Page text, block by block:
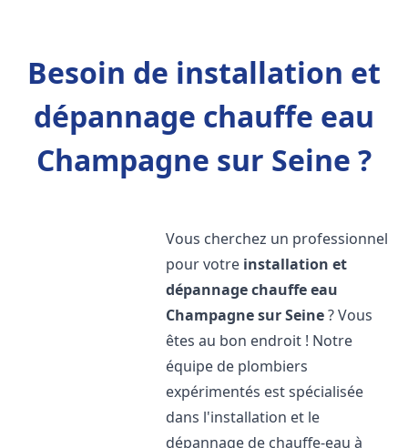
Besoin de installation et
dépannage chauffe eau
Champagne sur Seine ?
Vous cherchez un professionnel
pour votre installation et
dépannage chauffe eau
Champagne sur Seine? Vous
êtes au bon endroit ! Notre
équipe de plombiers
expérimentés est spécialisée
dans l'installation et le
dépannage de chauffe-eau à